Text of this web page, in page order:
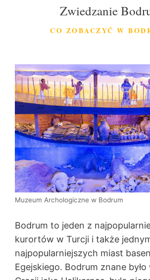
Zwiedzanie
CO ZOBACZYĆ W
Muzeum Archologiczne w Bodrum
Bodrum to jeden z
kurortów w Turcji i także
najpopularniejszych miast
Egejskiego. Bodrum znane